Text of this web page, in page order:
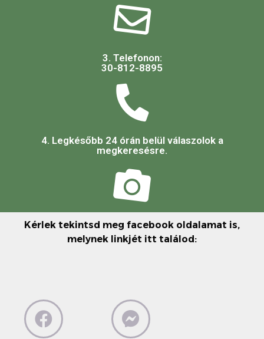
3. Telefonon:
30-812-8895
4. Legkésőbb 24 órán belül válaszolok a
megkeresésre.
Kérlek tekintsd meg facebook oldalamat is,
melynek linkjét itt találod: